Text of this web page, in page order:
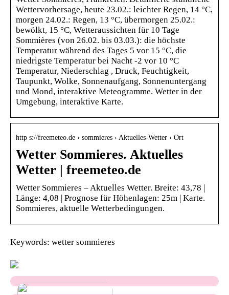
Wettervorhersage, heute 23.02.: leichter Regen, 14 °C,
morgen 24.02.: Regen, 13 °C, übermorgen 25.02.:
bewölkt, 15 °C, Wetteraussichten für 10 Tage
Sommières (von 26.02. bis 03.03.): die höchste
Temperatur während des Tages 5 vor 15 °C, die
niedrigste Temperatur bei Nacht -2 vor 10 °C
Temperatur, Niederschlag , Druck, Feuchtigkeit,
Taupunkt, Wolke, Sonnenaufgang, Sonnenuntergang
und Mond, interaktive Meteogramme. Wetter in der
Umgebung, interaktive Karte.
http s://freemeteo.de › sommieres › Aktuelles-Wetter › Ort
Wetter Sommieres. Aktuelles
Wetter | freemeteo.de
Wetter Sommieres – Aktuelles Wetter. Breite: 43,78 |
Länge: 4,08 | Prognose für Höhenlagen: 25m | Karte.
Sommieres, aktuelle Wetterbedingungen.
Keywords: wetter sommieres